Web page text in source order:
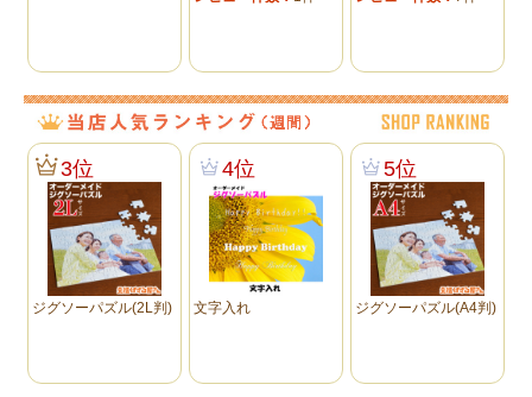
28ピース（レギュラーピース） 約2cm角
ラッピング
ご注文いただいた商品をラッピングしま
す。
※プレゼント用に、組み立ったパズルをフ
をご連絡ください。